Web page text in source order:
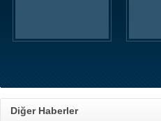
Diğer Haberler